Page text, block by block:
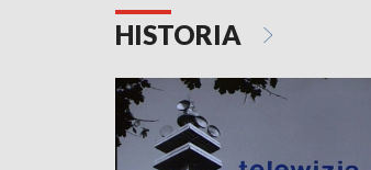
HISTORIA